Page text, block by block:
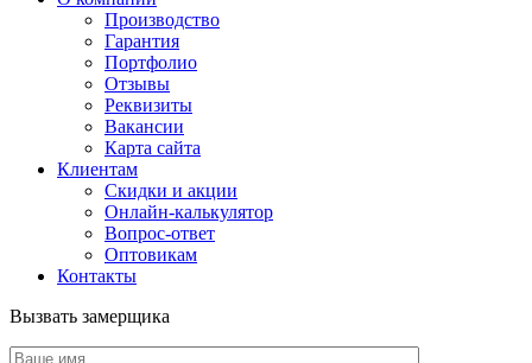
Производство
Гарантия
Портфолио
Отзывы
Реквизиты
Вакансии
Карта сайта
Клиентам
Скидки и акции
Онлайн-калькулятор
Вопрос-ответ
Оптовикам
Контакты
Вызвать замерщика